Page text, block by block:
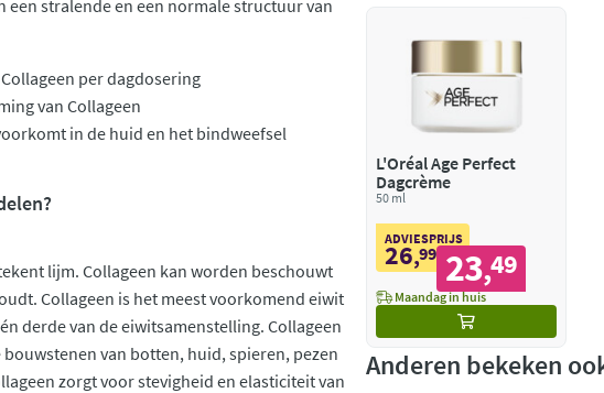
een stralende en een normale structuur van
per dagdosering
van Collageen
in de huid en het bindweefsel
lijm. Collageen kan worden beschouwt
Collageen is het meest voorkomend eiwit
derde van de eiwitsamenstelling. Collageen
van botten, huid, spieren, pezen
zorgt voor stevigheid en elasticiteit van
L'Oréal Age Perfect
Dagcrème
50 ml
ADVIESPRIJS
26,99 23,49
Maandag in huis
Anderen bekeken